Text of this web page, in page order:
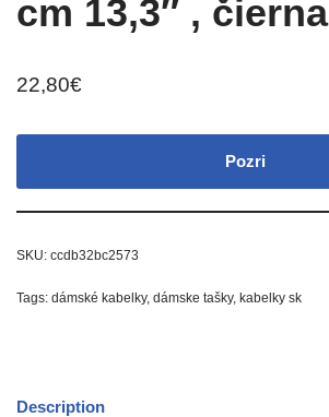
cm 13,3″ , čierna
22,80€
Pozri
SKU: ccdb32bc2573
Tags: dámské kabelky, dámske tašky, kabelky sk
Description